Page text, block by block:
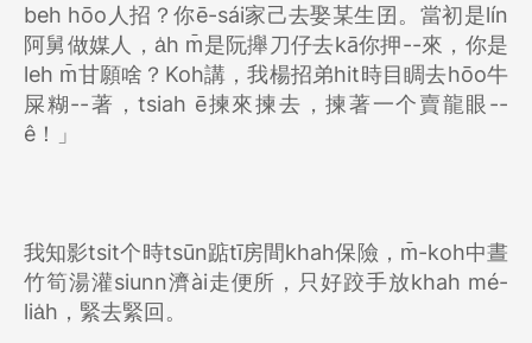
beh hōo人招？你ē-sái家己去娶某生囝。當初是lín
阿舅做媒人，a̍h m̄是阮攑刀仔去kā你押--來，你是
leh m̄甘願啥？Koh講，我楊招弟hit時目睭去hōo牛
屎糊--著，tsiah ē揀來揀去，揀著一个賣龍眼--
ê！」
我知影tsit个時tsūn踮tī房間khah保險，m̄-koh中晝
竹筍湯灌siunn濟ài走便所，只好跤手放khah mé-
lia̍h，緊去緊回。